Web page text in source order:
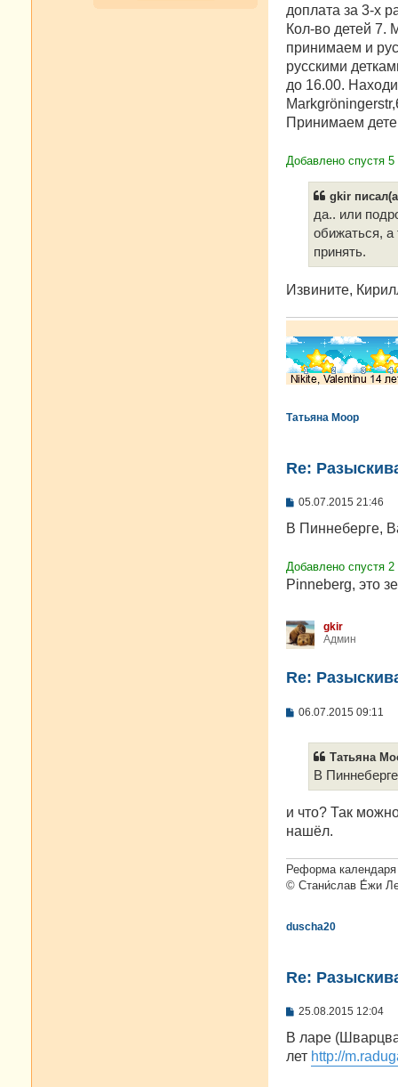
и
е
доплата за 3-х
Кол-во детей 7.
принимаем и
русскими
до 16.00.
Принимаем
Добавлено спустя
gkir
да.. или
обижаться, а
принять.
Извините,
Татьяна Моор
Re:
С
о
е
н
и
05.07.2015 21:46
В Пиннеберге,
Добавлено спустя
Pinneberg, это
gkir
Админ
Re:
С
е
06.07.2015 09:11
Татьяна
В
и что? Так
нашёл.
Реформа
© Стани́слав Е́жи
duscha20
Re:
С
щ
25.08.2015 12:04
В ларе
лет http://